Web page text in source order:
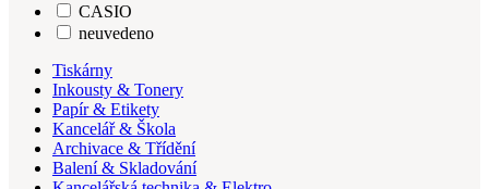
CASIO
neuvedeno
Tiskárny
Inkousty & Tonery
Papír & Etikety
Kancelář & Škola
Archivace & Třídění
Balení & Skladování